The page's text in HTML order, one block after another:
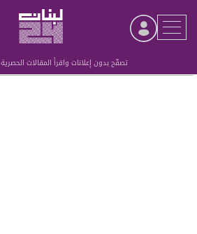
تصفّح بدون إعلانات واقرأ المقالات الحصرية
Advertisement